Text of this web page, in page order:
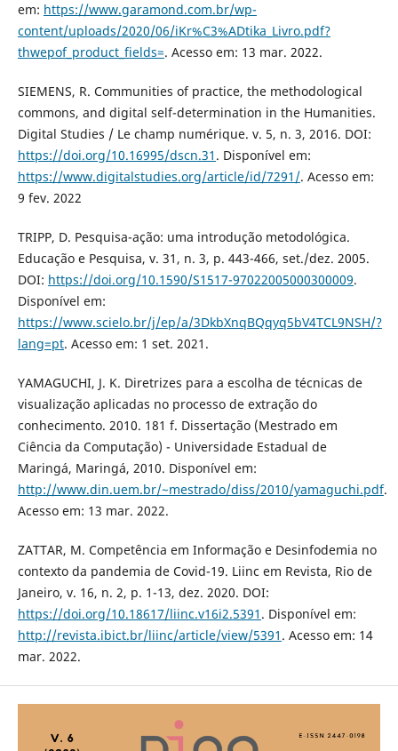
em: https://www.garamond.com.br/wp-
content/uploads/2020/06/iKr%C3%ADtika_Livro.pdf?
thwepof_product_fields=. Acesso em: 13 mar. 2022.
SIEMENS, R. Communities of practice, the methodological
commons, and digital self-determination in the Humanities.
Digital Studies / Le champ numérique. v. 5, n. 3, 2016. DOI:
https://doi.org/10.16995/dscn.31 . Disponível em:
https://www.digitalstudies.org/article/id/7291/. Acesso em:
9 fev. 2022
TRIPP, D. Pesquisa-ação: uma introdução metodológica.
Educação e Pesquisa, v. 31, n. 3, p. 443-466, set./dez. 2005.
DOI: https://doi.org/10.1590/S1517-97022005000300009.
Disponível em:
https://www.scielo.br/j/ep/a/3DkbXnqBQqyq5bV4TCL9NSH/?
lang=pt. Acesso em: 1 set. 2021.
YAMAGUCHI, J. K. Diretrizes para a escolha de técnicas de
visualização aplicadas no processo de extração do
conhecimento. 2010. 181 f. Dissertação (Mestrado em
Ciência da Computação) - Universidade Estadual de
Maringá, Maringá, 2010. Disponível em:
http://www.din.uem.br/~mestrado/diss/2010/yamaguchi.pdf.
Acesso em: 13 mar. 2022.
ZATTAR, M. Competência em Informação e Desinfodemia no
contexto da pandemia de Covid-19. Liinc em Revista, Rio de
Janeiro, v. 16, n. 2, p. 1-13, dez. 2020. DOI:
https://doi.org/10.18617/liinc.v16i2.5391 . Disponível em:
http://revista.ibict.br/liinc/article/view/5391 . Acesso em: 14
mar. 2022.